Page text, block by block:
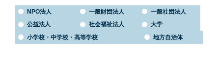
NPO法人 一般財団法人
一般社団法人
公益法人
社会福祉法人
大学
小学校・中学校・高等学校
地方自治体